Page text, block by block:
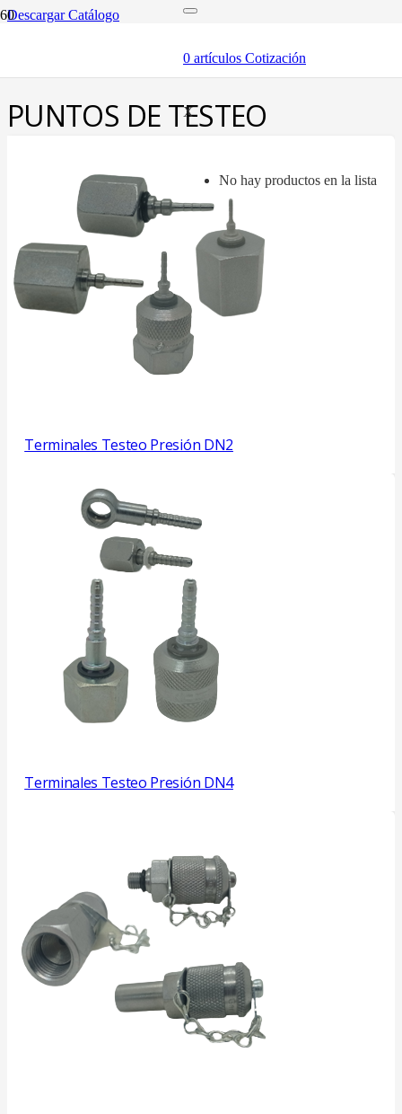
0 artículos Cotización
X
No hay productos en la lista
Descargar Catálogo
PUNTOS DE TESTEO
Terminales Testeo Presión DN2
Terminales Testeo Presión DN4